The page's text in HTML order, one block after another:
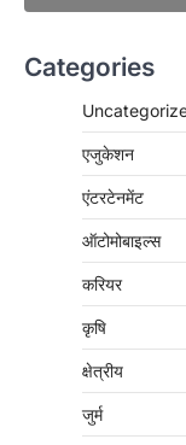
Categories
एजुकेशन
एंटरटेनमेंट
ऑटोमोबाइल्स
करियर
कृषि
क्षेत्रीय
जुर्म